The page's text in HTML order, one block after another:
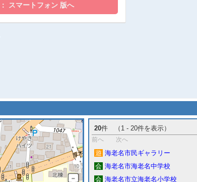
20件 （1 - 20件を表示）
前へ 次へ
遊 海老名市民ギャラリー
会 海老名市海老名中学校
会 海老名市立海老名小学校